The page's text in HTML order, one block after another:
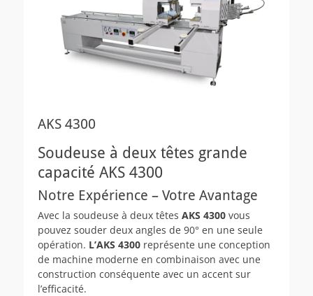
AKS 4300
Soudeuse à deux têtes grande
capacité AKS 4300
Notre Expérience – Votre Avantage
Avec la soudeuse à deux têtes AKS 4300 vous
pouvez souder deux angles de 90° en une seule
opération. L’AKS 4300 représente une conception
de machine moderne en combinaison avec une
construction conséquente avec un accent sur
l’efficacité.